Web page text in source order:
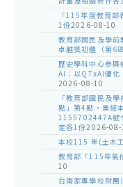
「115年度教育
1份2026-08-10
教育部國民及學
卓越獎初選（第6
歷史學科中心參
AI：以QTxAI優化
2026-08-10
「教育部國民及
點」第4點，業經
1155702447A號
定各1份2026-08-
本校115 年(土木
教育部「115年氣
10
台南家專學校財